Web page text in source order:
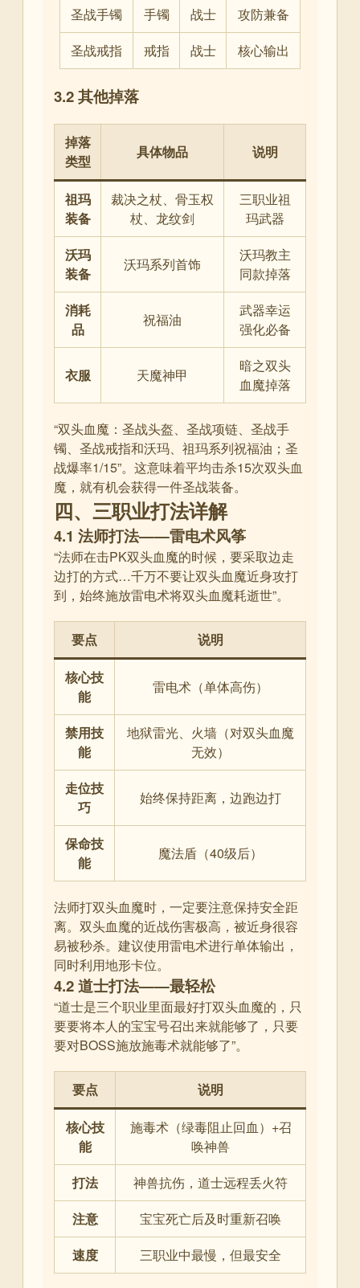
圣战手镯 手镯 战士
攻防兼备
圣战戒指
戒指 战士 核心输出
3.2 其他掉落
掉落
类型
具体物品 说明
祖玛
装备
裁决之杖、骨玉权
杖、龙纹剑
三职业祖
玛武器
沃玛
装备
沃玛系列首饰
沃玛教主
同款掉落
消耗
品
祝福油
武器幸运
强化必备
衣服 天魔神甲
暗之双头
血魔掉落
“双头血魔：圣战头盔、圣战项链、圣战手
镯、圣战戒指和沃玛、祖玛系列祝福油；圣
战爆率1/15”。这意味着平均击杀15次双头血
魔，就有机会获得一件圣战装备。
四、三职业打法详解
4.1 法师打法——雷电术风筝
“法师在击PK双头血魔的时候，要采取边走
边打的方式…千万不要让双头血魔近身攻打
到，始终施放雷电术将双头血魔耗逝世”。
要点 说明
核心技
能
雷电术（单体高伤）
禁用技
能
地狱雷光、火墙（对双头血魔
无效）
走位技
巧
始终保持距离，边跑边打
保命技
能
魔法盾（40级后）
法师打双头血魔时，一定要注意保持安全距
离。双头血魔的近战伤害极高，被近身很容
易被秒杀。建议使用雷电术进行单体输出，
同时利用地形卡位。
4.2 道士打法——最轻松
“道士是三个职业里面最好打双头血魔的，只
要要将本人的宝宝号召出来就能够了，只要
要对BOSS施放施毒术就能够了”。
要点 说明
核心技
能
施毒术（绿毒阻止回血）+召
唤神兽
打法
神兽抗伤，道士远程丢火符
注意
宝宝死亡后及时重新召唤
速度
三职业中最慢，但最安全